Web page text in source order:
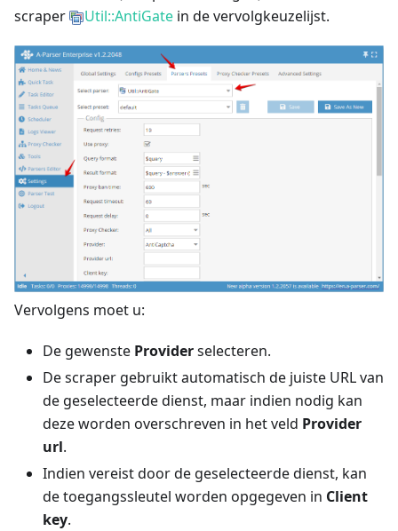
scraper
Util::AntiGate in de vervolgkeuzelijst.
Vervolgens moet u:
De gewenste Providerselecteren.
De scraper gebruikt automatisch de juiste URL van
de geselecteerde dienst, maar indien nodig kan
deze worden overschreven in het veld Provider
url.
Indien vereist door de geselecteerde dienst, kan
de toegangssleutel worden opgegeven in Client
key.